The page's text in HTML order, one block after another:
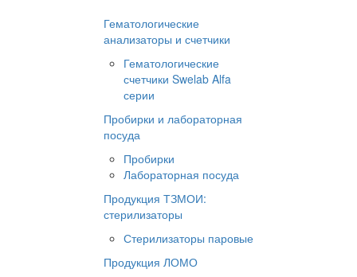
Гематологические
анализаторы и счетчики
Гематологические
счетчики Swelab Alfa
серии
Пробирки и лабораторная
посуда
Пробирки
Лабораторная посуда
Продукция ТЗМОИ:
стерилизаторы
Стерилизаторы паровые
Продукция ЛОМО